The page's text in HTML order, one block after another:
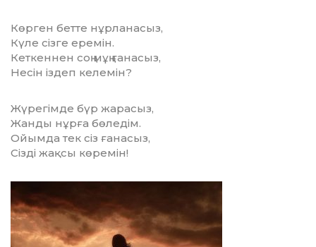
Көрген бетте нұрланасыз,
Күле сізге еремін.
Кеткеннен соң мұң ғанасыз,
Несін іздеп келемін?
Жүрегімде бүр жарасыз,
Жанды нұрға бөледім.
Ойымда тек сіз ғанасыз,
Сізді жақсы көремін!